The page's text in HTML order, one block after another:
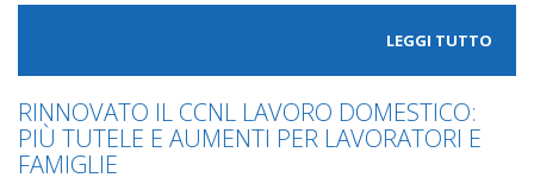
LEGGI TUTTO
RINNOVATO IL CCNL LAVORO DOMESTICO:
PIÙ TUTELE E AUMENTI PER LAVORATORI E
FAMIGLIE